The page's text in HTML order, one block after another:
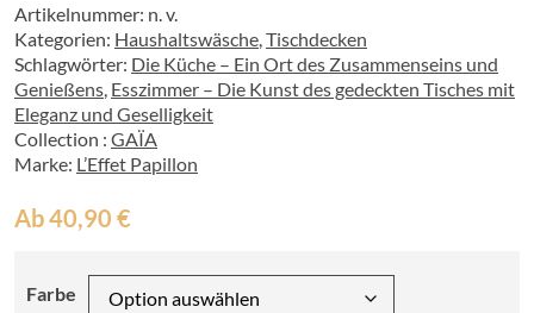
Artikelnummer: n. v.
Kategorien: Haushaltswäsche,Tischdecken
Schlagwörter: Die Küche – Ein Ort des Zusammenseins und
Genießens, Esszimmer – Die Kunst des gedeckten Tisches mit
Eleganz und Geselligkeit
Collection : GAÏA
Marke: L’Effet Papillon
Ab40,90 €
Farbe